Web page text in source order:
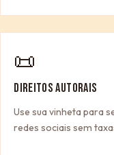
📜
DIREITOS AUTORAIS
Use sua vinheta para
redes sociais sem